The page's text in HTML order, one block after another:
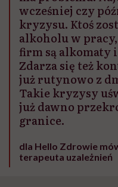
wcześniej czy
kryzysu. Ktoś
alkoholu w
firm są alkomaty
Zdarza się też
już rutynowo z
Takie kryzysy
już dawno
granice.
dla Hello Zdrowie
terapeuta uzależnień